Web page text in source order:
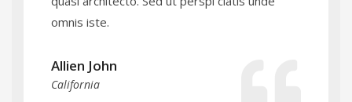
omnis iste.
Allien John
California